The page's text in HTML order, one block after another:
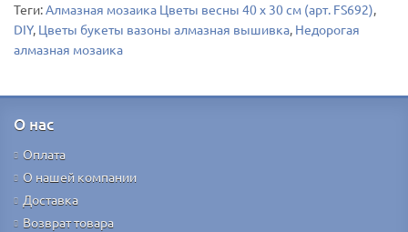
Теги:Алмазная мозаика Цветы весны 40 х 30 см (арт. FS692),
DIY, Цветы букеты вазоны алмазная вышивка, Недорогая
алмазная мозаика
О нас
Оплата
О нашей компании
Доставка
Возврат товара